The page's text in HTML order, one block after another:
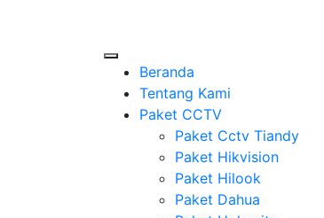
Beranda
Tentang Kami
Paket CCTV
Paket Cctv Tiandy
Paket Hikvision
Paket Hilook
Paket Dahua